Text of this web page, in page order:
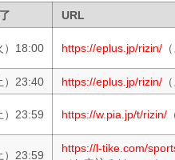
URL
）18:00 https://eplus.jp/rizin/
）23:40 https://eplus.jp/rizin/
）23:59 https://w.pia.jp/t/rizin/
）23:59
https://l-tike.com/